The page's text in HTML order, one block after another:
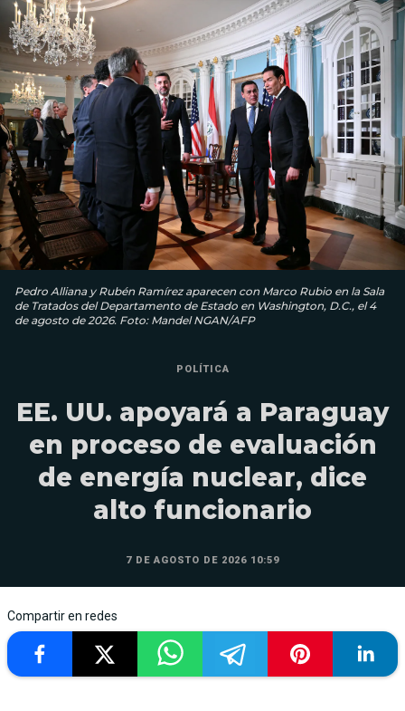
Pedro Alliana y Rubén Ramírez aparecen con Marco Rubio en la Sala
de Tratados del Departamento de Estado en Washington, D.C., el 4
de agosto de 2026. Foto: Mandel NGAN/AFP
POLÍTICA
EE. UU. apoyará a Paraguay
en proceso de evaluación
de energía nuclear, dice
alto funcionario
7 DE AGOSTO DE 2026 10:59
Compartir en redes